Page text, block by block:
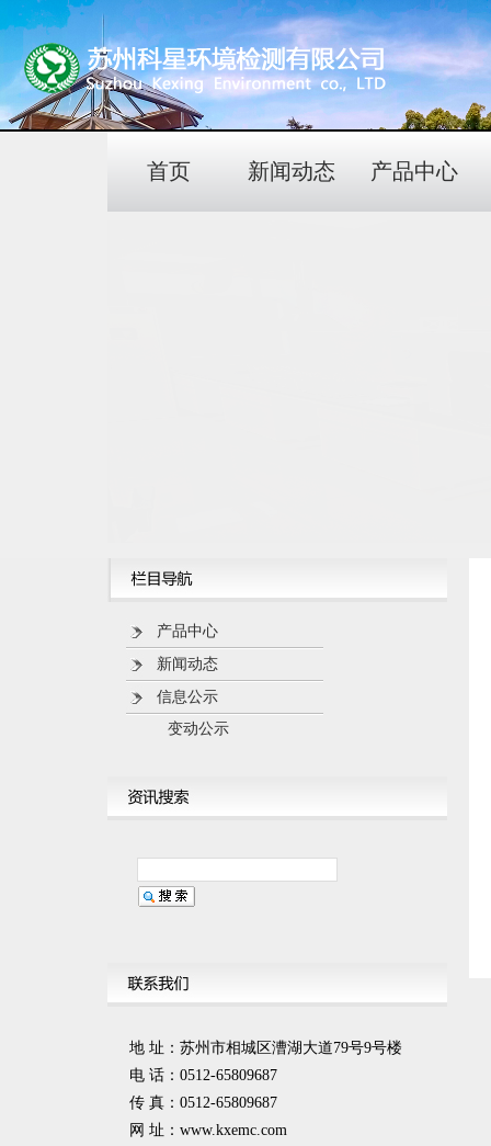
首页 新闻动态 产品中心
产品中心
新闻动态
信息公示
变动公示
地 址：苏州市相城区漕湖大道79号9号楼
电 话：0512-65809687
传 真：0512-65809687
网 址：www.kxemc.com